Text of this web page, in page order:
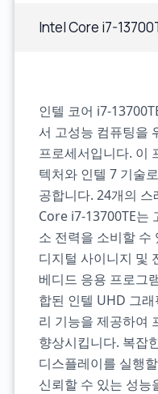
Intel Core i7-
인텔 코어 i7-
서 고성능 컴퓨팅을
프로세서입니다. 이
텍처와 인텔 7 기술
공합니다. 24개의
Core i7-13700TE는
소 전력을 소비할 수
디지털 사이니지 및
베디드 응용 프로그
합된 인텔 UHD 그
리 기능을 제공하여
향상시킵니다. 복잡
디스플레이를 실행
신뢰할 수 있는 성능